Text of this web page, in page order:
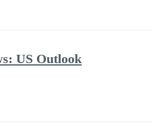
US Outlook